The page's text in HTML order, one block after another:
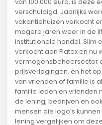
verschuldigd. Jaarlijks
vakantiehuizen verkocht
magere jaren weer in de
institutionele handel. Slim
verkocht aan Flatex en nu
vermogensbeheersector
prijsverlagingen, en het
van vrienden of familie is
familie leden en vrienden
de lening, bedrijven en
mensen die logo’s
lening vergelijken om